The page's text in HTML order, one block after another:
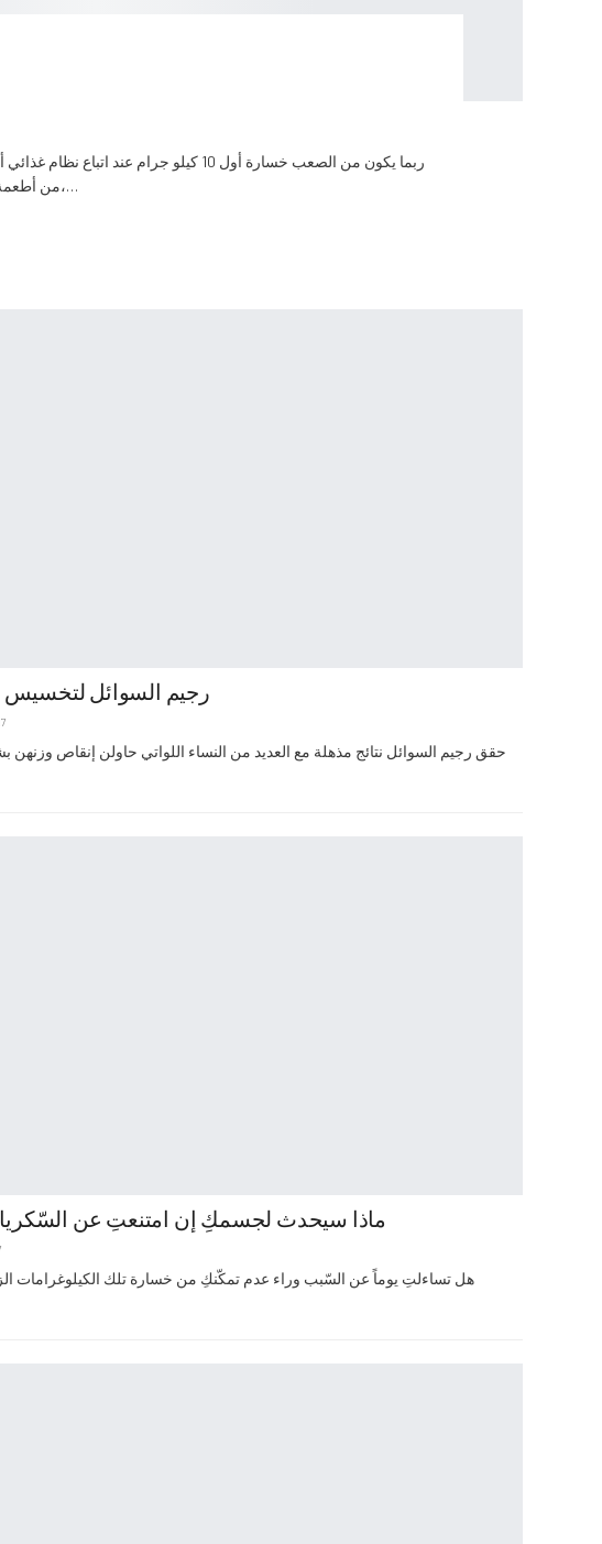
ربما يكون من الصعب خسارة أول 10
من أطعمة كثيرة، فقط يمكنك بوعي شديد وبرغبة لاستعادة الرشاقة، أن تتبعي هذا الريجيم، لإنقاص 10 كيلو من وزنك خلال شهر،…
رجيم السوائل
حقق رجيم السوائل نتائج مذهلة مع العديد من النساء اللواتي حاولن إنقاص
ماذا سيحدث لجسمكِ إن امتنعتِ عن السّكريات
هل تساءلتِ يوماً عن السّبب وراء عدم تمكّنكِ من خسارة تلك الكيلوغرامات